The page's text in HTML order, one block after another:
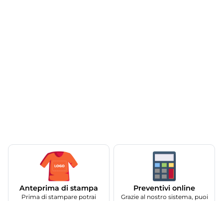
Anteprima di stampa
Prima di stampare potrai
Preventivi online
Grazie al nostro sistema, puoi